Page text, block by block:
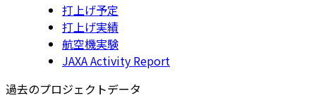
打上げ予定
打上げ実績
航空機実験
JAXA Activity Report
過去のプロジェクトデータ